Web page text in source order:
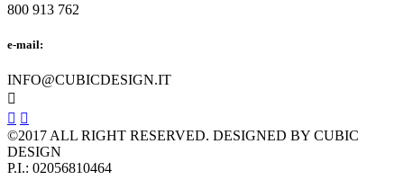
800 913 762
e-mail:
INFO@CUBICDESIGN.IT

 
©2017 ALL RIGHT RESERVED. DESIGNED BY CUBIC
DESIGN
P.I.: 02056810464